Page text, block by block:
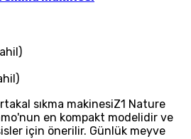
sıkma makinesiZ1 Nature
en kompakt modelidir ve
için önerilir. Günlük meyve